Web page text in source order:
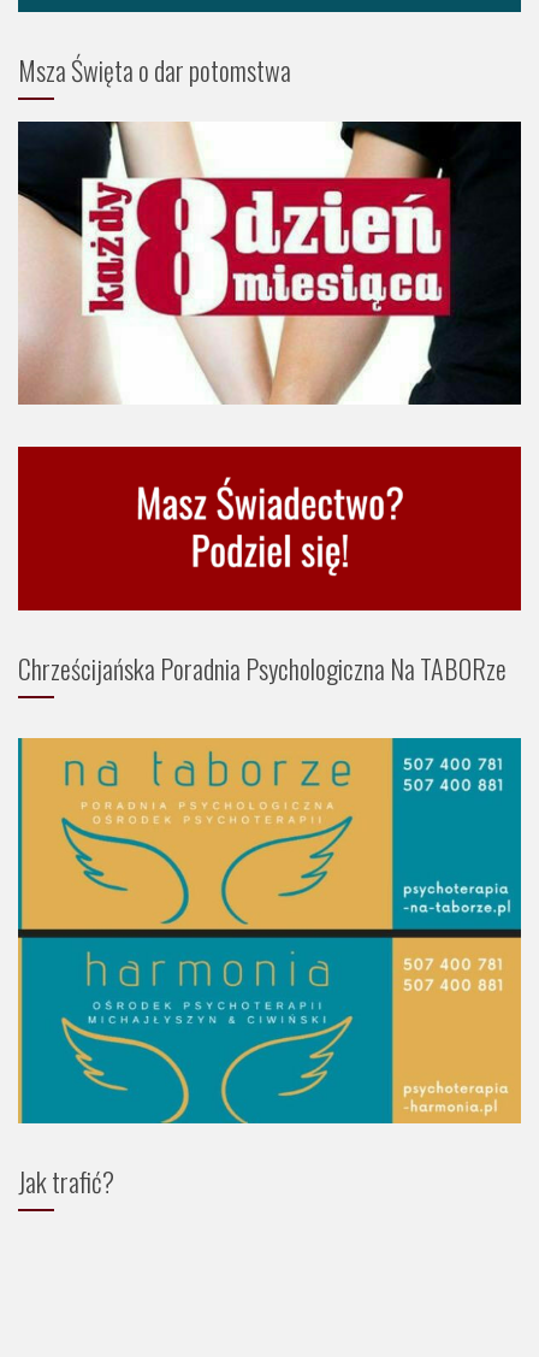
Msza Święta o dar potomstwa
Chrześcijańska Poradnia Psychologiczna Na TABORze
Jak trafić?